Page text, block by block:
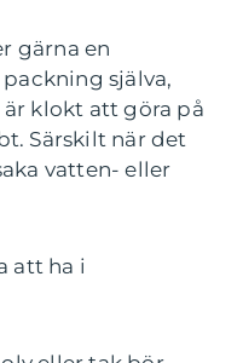
gärna en
själva,
klokt att göra på
Särskilt när det
vatten- eller
att ha i